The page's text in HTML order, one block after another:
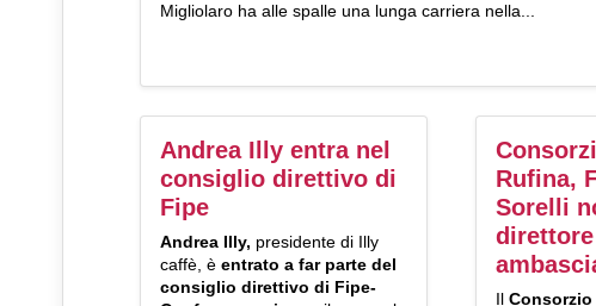
Migliolaro ha alle spalle una lunga carriera nella...
Andrea Illy entra nel
consiglio direttivo di
Fipe
Andrea Illy, presidente di Illy
caffè, è entrato a far parte del
consiglio direttivo di Fipe-
Rufina,
Sorelli
Il